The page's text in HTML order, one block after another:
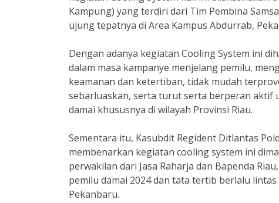
Kampung) yang terdiri dari Tim Pembina
ujung tepatnya di Area Kampus Abdurrab,
Dengan adanya kegiatan Cooling System ini
dalam masa kampanye menjelang pemilu,
keamanan dan ketertiban, tidak mudah
sebarluaskan, serta turut serta berperan aktif
damai khususnya di wilayah Provinsi Riau.
Sementara itu, Kasubdit Regident Ditlantas
membenarkan kegiatan cooling system ini
perwakilan dari Jasa Raharja dan Bapenda
pemilu damai 2024 dan tata tertib berlalu
Pekanbaru.